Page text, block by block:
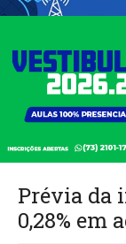
Prévia da
0,28% em